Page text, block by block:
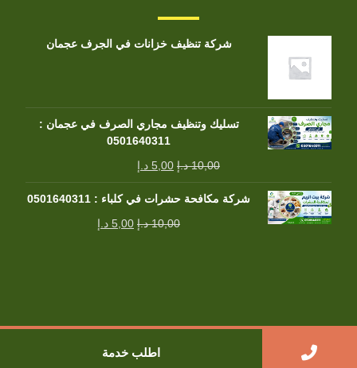
شركة تنظيف خزانات في الجرف عجمان
تسليك وتنظيف مجاري الصرف في عجمان :
0501640311
10,00 د.إ 5,00 د.إ
شركة مكافحة حشرات في كلباء : 0501640311
10,00 د.إ 5,00 د.إ
جميع الحقوق محفوظة
اطلب خدمة